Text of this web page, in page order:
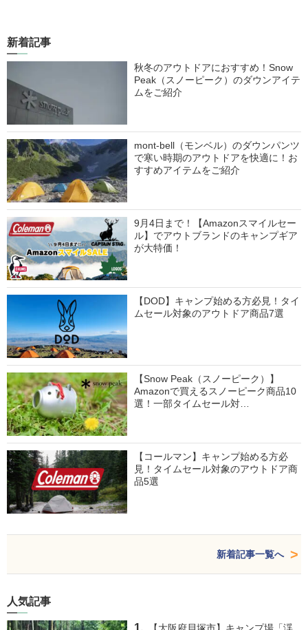
新着記事
秋冬のアウトドアにおすすめ！Snow
Peak（スノーピーク）のダウンアイテ
ムをご紹介
mont-bell（モンベル）のダウンパンツ
で寒い時期のアウトドアを快適に！お
すすめアイテムをご紹介
9月4日まで！【Amazonスマイルセー
ル】でアウトブランドのキャンプギア
が大特価！
【DOD】キャンプ始める方必見！タイ
ムセール対象のアウトドア商品7選
【Snow Peak（スノーピーク）】
Amazonで買えるスノーピーク商品10
選！一部タイムセール対…
【コールマン】キャンプ始める方必
見！タイムセール対象のアウトドア商
品5選
新着記事一覧へ
人気記事